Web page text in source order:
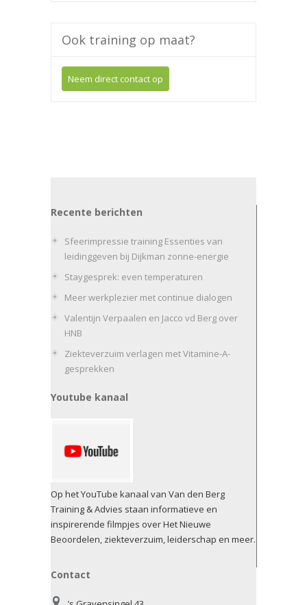
Ook training op maat?
Neem direct contact op
Recente berichten
Sfeerimpressie training Essenties van
leidinggeven bij Dijkman zonne-energie
Staygesprek: even temperaturen
Meer werkplezier met continue dialogen
Valentijn Verpaalen en Jacco vd Berg over
HNB
Ziekteverzuim verlagen met Vitamine-A-
gesprekken
Youtube kanaal
Op het YouTube kanaal van Van den Berg
Training & Advies staan informatieve en
inspirerende filmpjes over Het Nieuwe
Beoordelen, ziekteverzuim, leiderschap en meer.
Contact